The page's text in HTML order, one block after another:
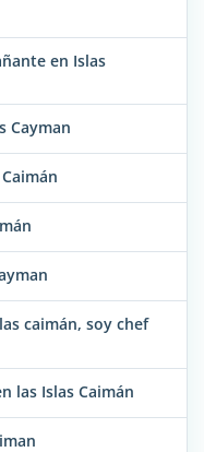
en Islas
Cayman
caimán, soy chef
las Islas Caimán